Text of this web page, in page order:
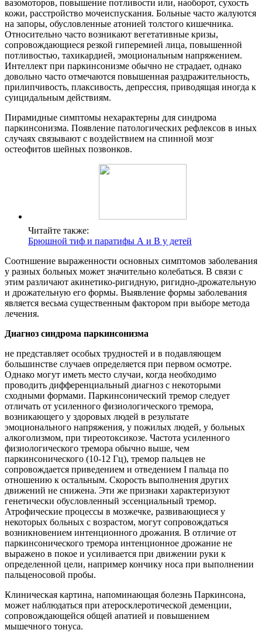
вазомоторов, повышение потливости или, наоборот, сухость
кожи, расстройство мочеиспускания. Больные часто жалуются
на запоры, обусловленные атонией толстого кишечника.
Относительно часто возникают вегетативные кризы,
сопровождающиеся резкой гиперемией лица, повышенной
потливостью, тахикардией, эмоциональным напряжением.
Интеллект при паркинсонизме обычно не страдает, однако
довольно часто отмечаются повышенная раздражительность,
прилипчивость, плаксивость, депрессия, приводящая иногда к
суицидальным действиям.
Пирамидные симптомы нехарактерны для синдрома
паркинсонизма. Появление патологических рефлексов в иных
случаях связывают с воздействием на спинной мозг
остеофитов шейных позвонков.
Читайте также:
Брюшной тиф и паратифы А и В у детей
Соотншение выраженности основных симптомов заболевания
у разных больных может значительно колебаться. В связи с
этим различают акинетико-ригидную, ригидно-дрожательную
и дрожательную его формы. Выявление формы заболевания
является весьма существенным фактором при выборе метода
лечения.
Диагноз синдрома паркинсонизма
не представляет особых трудностей и в подавляющем
большинстве случаев определяется при первом осмотре.
Однако могут иметь место случаи, когда необходимо
проводить дифференциальный диагноз с некоторыми
сходными формами. Паркинсонический тремор следует
отличать от усиленного физиологического тремора,
возникающего у здоровых людей в результате
эмоционального напряжения, у пожилых людей, у больных
алкоголизмом, при тиреотоксикозе. Частота усиленного
физиологического тремора обычно выше, чем
паркинсонического (10-12 Гц), тремор пальцев не
сопровождается приведением и отведением I пальца по
отношению к остальным. Скорость выполнения других
движений не снижена. Эти же признаки характеризуют
генетически обусловленный эссенциальный тремор.
Атрофические процессы в мозжечке, развивающиеся у
некоторых больных с возрастом, могут сопровождаться
возникновением интенционного дрожания. В отличие от
паркинсонического тремора интенционное дрожание не
выражено в покое и усиливается при движении руки к
определенной цели, например кончику носа при выполнении
пальценосовой пробы.
Клиническая картина, напоминающая болезнь Паркинсона,
может наблюдаться при атеросклеротической деменции,
сопровождающейся общей апатией и повышением
мышечного тонуса.